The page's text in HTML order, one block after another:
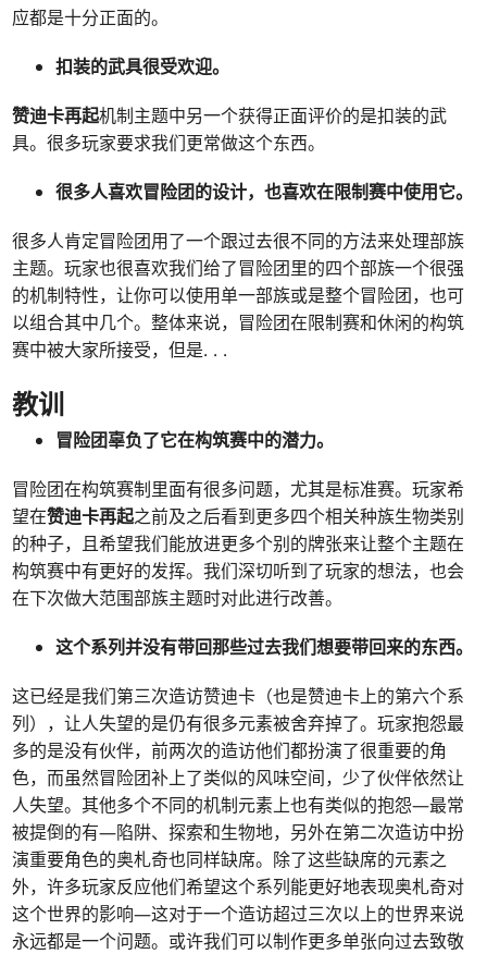
应都是十分正面的。
扣装的武具很受欢迎。
赞迪卡再起机制主题中另一个获得正面评价的是扣装的武
具。很多玩家要求我们更常做这个东西。
很多人喜欢冒险团的设计，也喜欢在限制赛中使用它。
很多人肯定冒险团用了一个跟过去很不同的方法来处理部族
主题。玩家也很喜欢我们给了冒险团里的四个部族一个很强
的机制特性，让你可以使用单一部族或是整个冒险团，也可
以组合其中几个。整体来说，冒险团在限制赛和休闲的构筑
赛中被大家所接受，但是. . .
教训
冒险团辜负了它在构筑赛中的潜力。
冒险团在构筑赛制里面有很多问题，尤其是标准赛。玩家希
望在赞迪卡再起之前及之后看到更多四个相关种族生物类别
的种子，且希望我们能放进更多个别的牌张来让整个主题在
构筑赛中有更好的发挥。我们深切听到了玩家的想法，也会
在下次做大范围部族主题时对此进行改善。
这个系列并没有带回那些过去我们想要带回来的东西。
这已经是我们第三次造访赞迪卡（也是赞迪卡上的第六个系
列），让人失望的是仍有很多元素被舍弃掉了。玩家抱怨最
多的是没有伙伴，前两次的造访他们都扮演了很重要的角
色，而虽然冒险团补上了类似的风味空间，少了伙伴依然让
人失望。其他多个不同的机制元素上也有类似的抱怨—最常
被提倒的有—陷阱、探索和生物地，另外在第二次造访中扮
演重要角色的奥札奇也同样缺席。除了这些缺席的元素之
外，许多玩家反应他们希望这个系列能更好地表现奥札奇对
这个世界的影响—这对于一个造访超过三次以上的世界来说
永远都是一个问题。或许我们可以制作更多单张向过去致敬